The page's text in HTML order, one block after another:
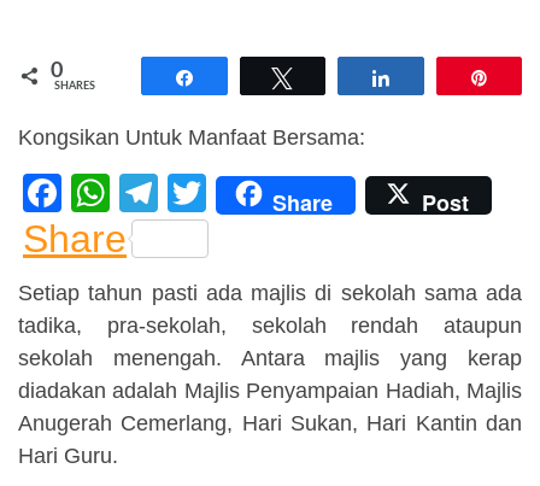
0
SHARES
Kongsikan Untuk Manfaat Bersama:
F
a
c
e
b
o
o
k
W
h
at
s
A
p
p
T
el
e
gr
a
m
T
wi
tt
er
Share Post
Share
Setiap tahun pasti ada majlis di sekolah sama ada
tadika, pra-sekolah, sekolah rendah ataupun
sekolah menengah. Antara majlis yang kerap
diadakan adalah Majlis Penyampaian Hadiah, Majlis
Anugerah Cemerlang, Hari Sukan, Hari Kantin dan
Hari Guru.